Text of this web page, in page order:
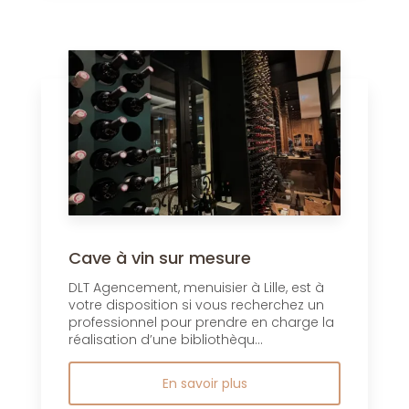
Cave à vin sur mesure
DLT Agencement, menuisier à Lille, est à
votre disposition si vous recherchez un
professionnel pour prendre en charge la
réalisation d’une bibliothèqu...
En savoir plus